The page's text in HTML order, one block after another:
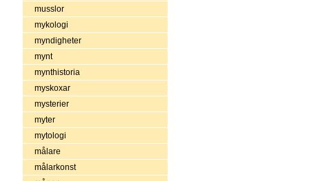
musslor
mykologi
myndigheter
mynt
mynthistoria
myskoxar
mysterier
myter
mytologi
målare
målarkonst